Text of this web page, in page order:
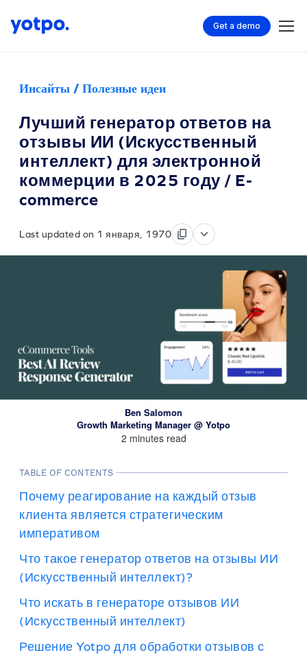
Get a demo
Инсайты / Полезные идеи
Лучший генератор ответов на
отзывы ИИ (Искусственный
интеллект) для электронной
коммерции в 2025 году / E-
commerce
Last updated on 1 января, 1970
Ben Salomon
Growth Marketing Manager @ Yotpo
2 minutes read
TABLE OF CONTENTS
Почему реагирование на каждый отзыв
клиента является стратегическим
императивом
Что такое генератор ответов на отзывы ИИ
(Искусственный интеллект)?
Что искать в генераторе отзывов ИИ
(Искусственный интеллект)
Решение Yotpo для обработки отзывов с